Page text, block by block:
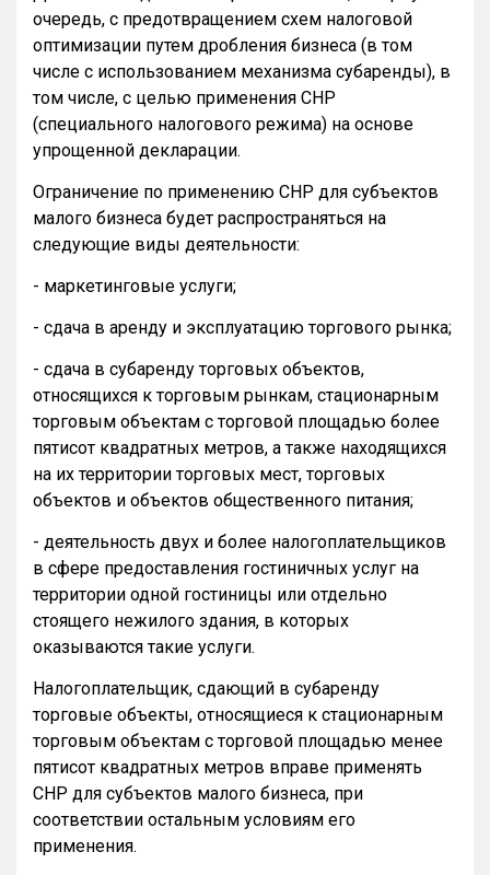
очередь, с предотвращением схем налоговой
оптимизации путем дробления бизнеса (в том
числе с использованием механизма субаренды), в
том числе, с целью применения СНР
(специального налогового режима) на основе
упрощенной декларации.
Ограничение по применению СНР для субъектов
малого бизнеса будет распространяться на
следующие виды деятельности:
- маркетинговые услуги;
- сдача в аренду и эксплуатацию торгового рынка;
- сдача в субаренду торговых объектов,
относящихся к торговым рынкам, стационарным
торговым объектам с торговой площадью более
пятисот квадратных метров, а также находящихся
на их территории торговых мест, торговых
объектов и объектов общественного питания;
- деятельность двух и более налогоплательщиков
в сфере предоставления гостиничных услуг на
территории одной гостиницы или отдельно
стоящего нежилого здания, в которых
оказываются такие услуги.
Налогоплательщик, сдающий в субаренду
торговые объекты, относящиеся к стационарным
торговым объектам с торговой площадью менее
пятисот квадратных метров вправе применять
СНР для субъектов малого бизнеса, при
соответствии остальным условиям его
применения.